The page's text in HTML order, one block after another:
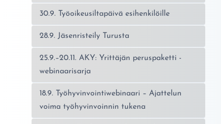
30.9. Työoikeusiltapäivä esihenkilöille
28.9. Jäsenristeily Turusta
25.9.–20.11. AKY: Yrittäjän peruspaketti -
webinaarisarja
18.9. Työhyvinvointiwebinaari – Ajattelun
voima työhyvinvoinnin tukena